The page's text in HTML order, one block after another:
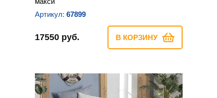
Артикул: 67899
17550 руб. В КОРЗИНУ